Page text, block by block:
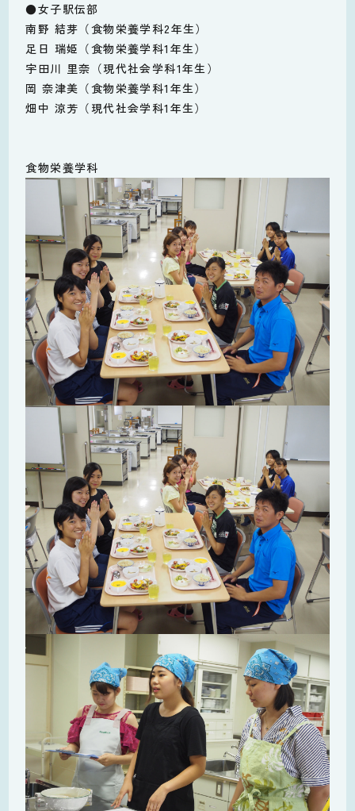
●女子駅伝部
南野 結芽（食物栄養学科2年生）
足日 瑞姫（食物栄養学科1年生）
宇田川 里奈（現代社会学科1年生）
岡 奈津美（食物栄養学科1年生）
畑中 涼芳（現代社会学科1年生）
食物栄養学科